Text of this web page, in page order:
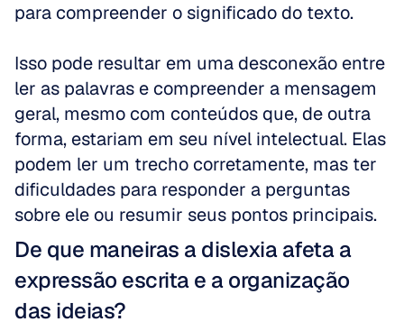
para compreender o significado do texto.
Isso pode resultar em uma desconexão entre
ler as palavras e compreender a mensagem
geral, mesmo com conteúdos que, de outra
forma, estariam em seu nível intelectual. Elas
podem ler um trecho corretamente, mas ter
dificuldades para responder a perguntas
sobre ele ou resumir seus pontos principais.
De que maneiras a dislexia afeta a
expressão escrita e a organização
das ideias?